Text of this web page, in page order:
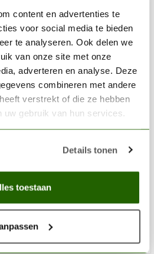
content en advertenties te
voor social media te bieden
te analyseren. Ook delen we
van onze site met onze
adverteren en analyse. Deze
combineren met andere
verstrekt of die ze hebben
gebruik van hun services.
Details tonen
toestaan
€11,00